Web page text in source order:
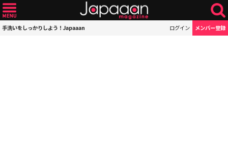
手洗いをしっかりしよう！Japaaan ログイン メンバー登録